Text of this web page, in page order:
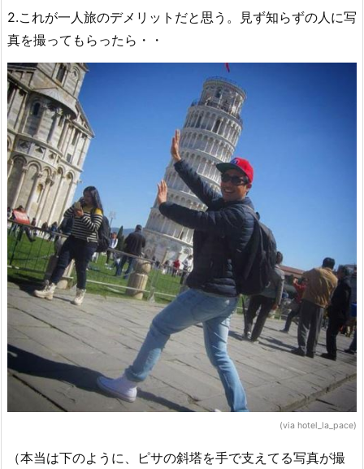
2.これが一人旅のデメリットだと思う。見ず知らずの人に写
真を撮ってもらったら・・
(via hotel_la_pace)
（本当は下のように、ピサの斜塔を手で支えてる写真が撮